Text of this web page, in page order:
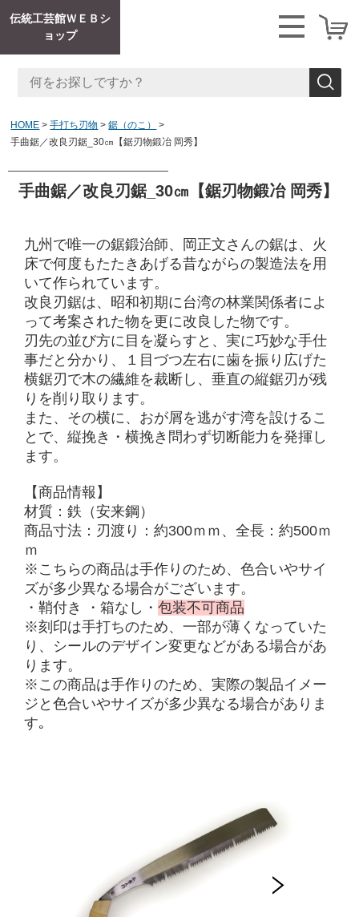
伝統工芸館ＷＥＢシ
ョップ
HOME 手打ち刃物
鋸（のこ）
手曲鋸／改良刃鋸_30㎝【鋸刃物鍛冶 岡秀】
手曲鋸／改良刃鋸_30㎝【鋸刃物鍛冶 岡秀】
九州で唯一の鋸鍛治師、岡正文さんの鋸は、 火
床で何度もたたきあげる昔ながらの製造法を用
いて作られています。
改良刃鋸は、昭和初期に台湾の林業関係者によ
って考案された物を更に改良した物です。
刃先の並び方に目を凝らすと、実に巧妙な手仕
事だと分かり、１目づつ左右に歯を振り広げた
横鋸刃で木の繊維を裁断し、垂直の縦鋸刃が残
りを削り取ります。
また、その横に、おが屑を逃がす湾を設けるこ
とで、縦挽き・横挽き問わず切断能力を発揮し
ます。
【商品情報】
材質： 鉄（安来鋼）
商品寸法：刃渡り：約300ｍｍ、全長 ：約500ｍ
ｍ
※こちらの商品は手作りのため、色合いやサイ
ズが多少異なる場合がございます。
・ 鞘付き ・箱なし ・ 包装不可商品
※刻印は手打ちのため、一部が薄くなっていた
り、シールのデザイン変更などがある場合があ
ります。
※この商品は手作りのため、実際の製品イメー
ジと色合いやサイズが多少異なる場合がありま
す｡